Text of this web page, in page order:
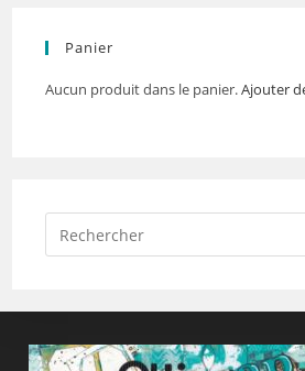
Panier
Aucun produit dans le panier.Ajouter